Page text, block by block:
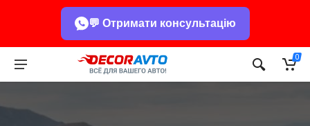
💬 Отримати консультацію
0